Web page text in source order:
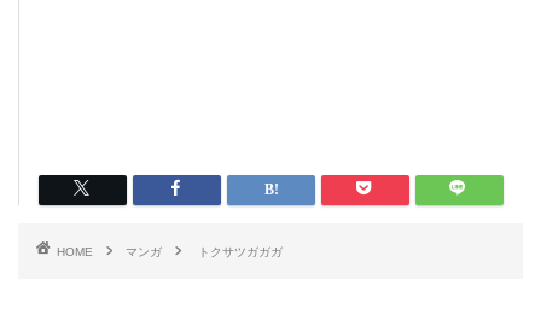
HOME マンガ トクサツガガガ